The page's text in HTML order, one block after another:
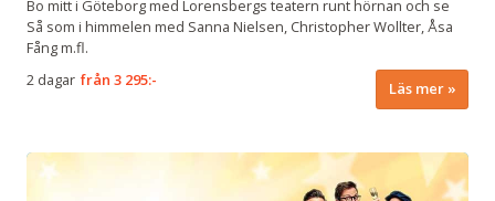
Bo mitt i Göteborg med Lorensbergs teatern runt hörnan och se
Så som i himmelen med Sanna Nielsen, Christopher Wollter, Åsa
Fång m.fl.
2 dagar från3 295:- Läs mer